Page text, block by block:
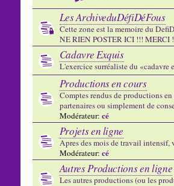
Les ArchiveduDéfiDéFous
Cette zone est la memoire du
NE RIEN POSTER ICI !!! MERCI
Cadavre Exquis
L'exercice surréaliste du «cadavre
Productions en cours
Comptes rendus de productions
partenaires ou simplement de
Modérateur: cé
Projets en ligne
Apres des mois de travail intensif,
Modérateur: cé
Autres Productions en ligne
Les autres productions (ou les